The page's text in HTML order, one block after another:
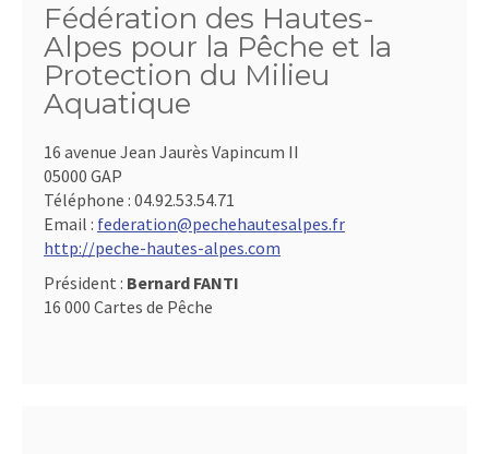
Fédération des Hautes-
Alpes pour la Pêche et la
Protection du Milieu
Aquatique
16 avenue Jean Jaurès Vapincum II
05000 GAP
Téléphone : 04.92.53.54.71
Email : federation@pechehautesalpes.fr
http://peche-hautes-alpes.com
Président : Bernard FANTI
16 000 Cartes de Pêche